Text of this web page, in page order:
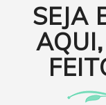
SEJA